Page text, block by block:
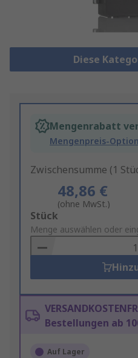
Diese
Mengenrabatt
Mengenpreis-
Zwischensumme (1
48,86 €
(ohne MwSt.)
Add
to
Basket
Stück
Menge auswählen oder
Bestellungen ab
Auf Lager